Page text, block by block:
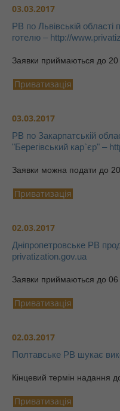
03.03.2017
РВ по Львівській області
готелю – http://
Заявки приймаються до
Приватизація
03.03.2017
РВ по Закарпатській
"Берегівський кар`єр" –
Заявки можна подати до
Приватизація
02.03.2017
Дніпропетровське РВ
privatization.gov.ua
Заявки приймаються до 06
Приватизація
02.03.2017
Полтавське РВ шукає
Кінцевий термін надання
Приватизація